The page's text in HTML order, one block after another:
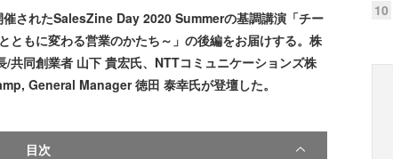
されたSalesZine Day 2020 Summerの基調講演「チー
ともに変わる営業のかたち～」の後編をお届けする。株
同創業者 山下 貴宏氏、NTTコミュニケーションズ株
General Manager 徳田 泰幸氏が登壇した。
目次
10